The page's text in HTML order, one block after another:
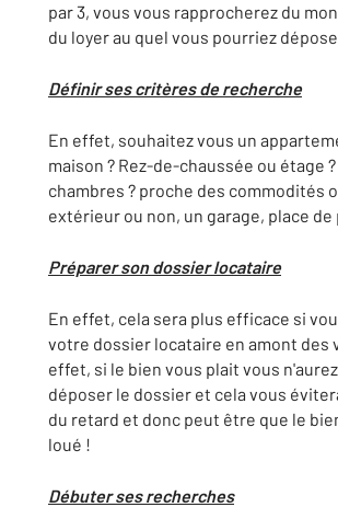
par 3, vous vous rapprocherez du
du loyer au quel vous pourriez
Définir ses critères de recherche
En effet, souhaitez vous un
maison ? Rez-de-chaussée ou étage ?
chambres ? proche des commodités
extérieur ou non, un garage, place
Préparer son dossier locataire
En effet, cela sera plus efficace si
votre dossier locataire en amont des
effet, si le bien vous plait vous
déposer le dossier et cela vous
du retard et donc peut être que le
loué !
Débuter ses recherches